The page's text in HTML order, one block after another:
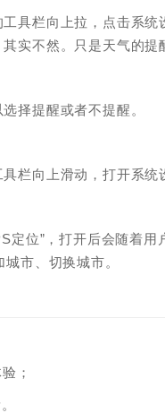
具栏向上拉，点击系
实不然。只是天气的提
择提醒或者不提醒。
栏向上滑动，打开系统
定位”，打开后会随着
市、切换城市。
；